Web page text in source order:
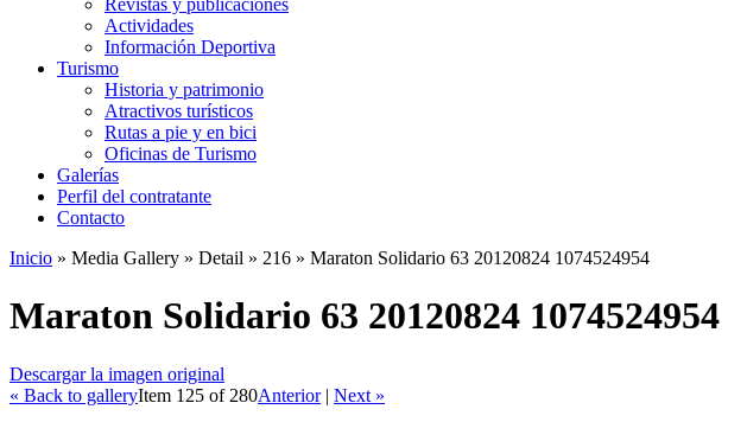
Actividades
Información Deportiva
Turismo
Historia y patrimonio
Atractivos turísticos
Rutas a pie y en bici
Oficinas de Turismo
Galerías
Perfil del contratante
Contacto
Inicio » Media Gallery » Detail » 216 » Maraton Solidario 63 20120824 1074524954
Maraton Solidario 63 20120824 1074524954
Descargar la imagen original
« Back to galleryItem 125 of 280Anterior| Next »